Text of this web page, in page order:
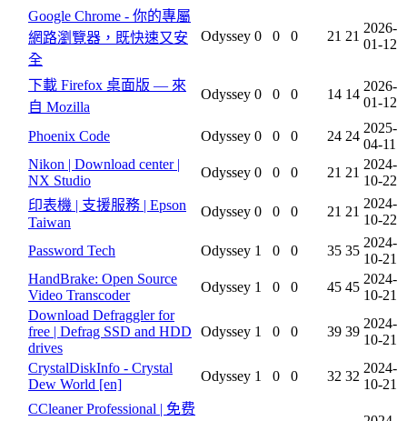
Google Chrome - 你的專屬
網路瀏覽器，既快速又安
全
Odyssey 0 0 0 21 21
2026-
01-12
下載 Firefox 桌面版 — 來
自 Mozilla
Odyssey 0 0 0 14 14
2026-
01-12
Phoenix Code Odyssey 0 0 0 24 24
2025-
04-11
Nikon | Download center |
NX Studio
Odyssey 0 0 0 21 21
2024-
10-22
印表機 | 支援服務 | Epson
Taiwan
Odyssey 0 0 0 21 21
2024-
10-22
Password Tech
Odyssey 1 0 0 35 35
2024-
10-21
HandBrake: Open Source
Video Transcoder
Odyssey 1 0 0 45 45
2024-
10-21
Download Defraggler for
free | Defrag SSD and HDD
drives
Odyssey 1 0 0 39 39
2024-
10-21
CrystalDiskInfo - Crystal
Dew World [en]
Odyssey 1 0 0 32 32
2024-
10-21
CCleaner Professional | 免费